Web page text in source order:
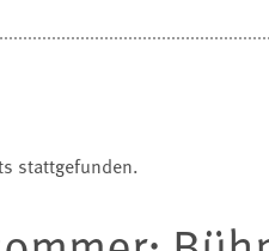
stattgefunden.